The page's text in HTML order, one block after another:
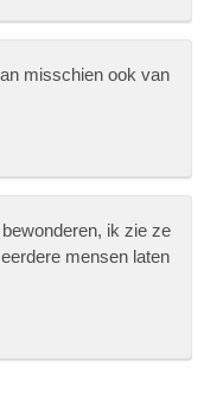
misschien ook van
ik zie ze
mensen laten